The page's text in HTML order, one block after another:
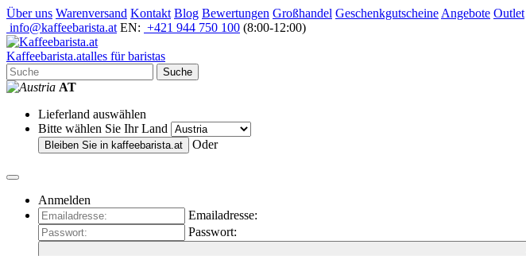
Über uns Warenversand Kontakt Blog Bewertungen Großhandel Geschenkgutscheine Angebote Outlet
info@kaffeebarista.at EN: +421 944 750 100 (8:00-12:00)
Kaffeebarista.atalles für baristas
Suche
AT
Lieferland auswählen
Bitte wählen Sie Ihr Land
Bleiben Sie in kaffeebarista.at Oder
Anmelden
Emailadresse:
Passwort: